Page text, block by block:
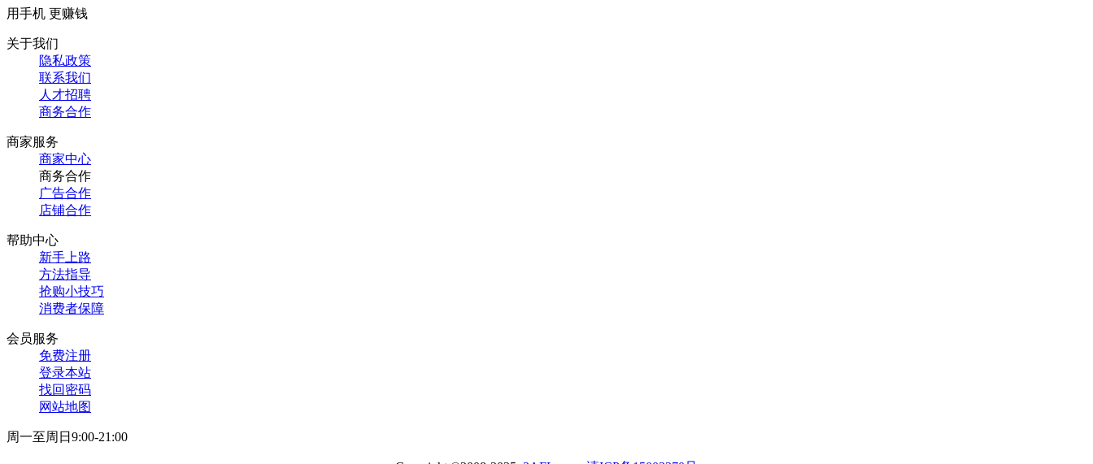
用手机 更赚钱
关于我们
隐私政策
联系我们
人才招聘
商务合作
商家服务
商家中心
商务合作
广告合作
店铺合作
帮助中心
新手上路
方法指导
抢购小技巧
消费者保障
会员服务
免费注册
登录本站
找回密码
网站地图
周一至周日9:00-21:00